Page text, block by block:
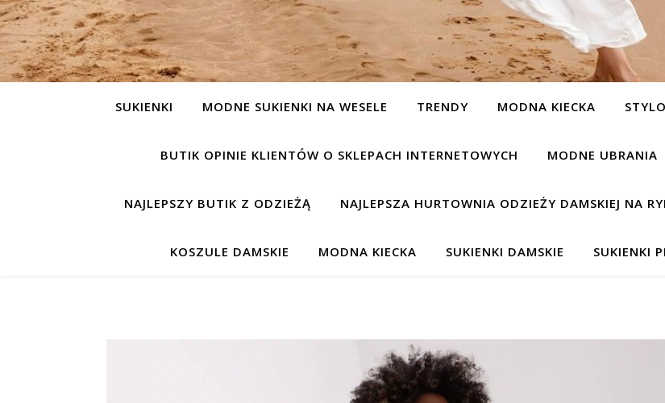
SUKIENKI MODNE SUKIENKI NA WESELE TRENDY MODNA KIECKA
BUTIK OPINIE KLIENTÓW O SKLEPACH INTERNETOWYCH MODNE UBRANIA
NAJLEPSZY BUTIK Z ODZIEŻĄ NAJLEPSZA HURTOWNIA ODZIEŻY DAMSKIEJ NA
KOSZULE DAMSKIE MODNA KIECKA SUKIENKI DAMSKIE SUKIENKI